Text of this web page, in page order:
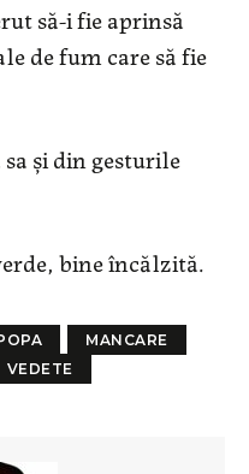
să-i fie aprinsă
de fum care să fie
și din gesturile
bine încălzită.
MANCARE
VEDETE